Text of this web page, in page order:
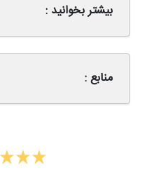
بیشتر بخوانید :
منابع :